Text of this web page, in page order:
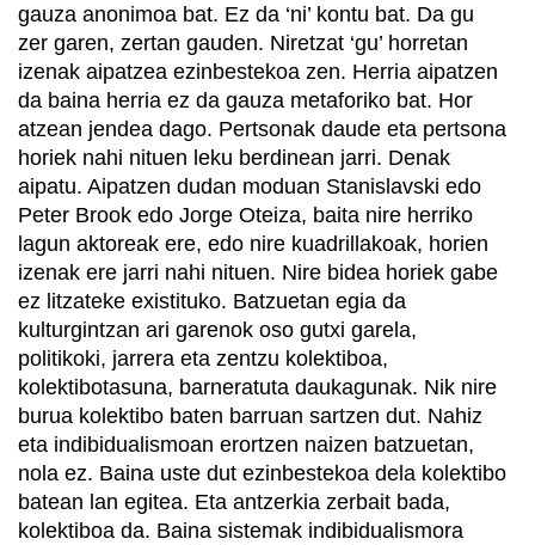
gauza anonimoa bat. Ez da ‘ni’ kontu bat. Da gu
zer garen, zertan gauden. Niretzat ‘gu’ horretan
izenak aipatzea ezinbestekoa zen. Herria aipatzen
da baina herria ez da gauza metaforiko bat. Hor
atzean jendea dago. Pertsonak daude eta pertsona
horiek nahi nituen leku berdinean jarri. Denak
aipatu. Aipatzen dudan moduan Stanislavski edo
Peter Brook edo Jorge Oteiza, baita nire herriko
lagun aktoreak ere, edo nire kuadrillakoak, horien
izenak ere jarri nahi nituen. Nire bidea horiek gabe
ez litzateke existituko. Batzuetan egia da
kulturgintzan ari garenok oso gutxi garela,
politikoki, jarrera eta zentzu kolektiboa,
kolektibotasuna, barneratuta daukagunak. Nik nire
burua kolektibo baten barruan sartzen dut. Nahiz
eta indibidualismoan erortzen naizen batzuetan,
nola ez. Baina uste dut ezinbestekoa dela kolektibo
batean lan egitea. Eta antzerkia zerbait bada,
kolektiboa da. Baina sistemak indibidualismora